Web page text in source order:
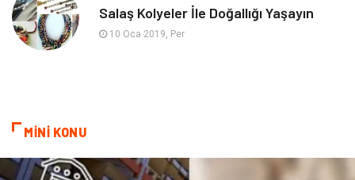
Astroloji
Salaş Kolyeler İle Doğallığı Yaşayın
10 Oca 2019, Per
MİNİ KONU